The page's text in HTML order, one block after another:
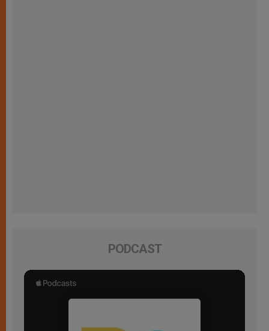
PODCAST